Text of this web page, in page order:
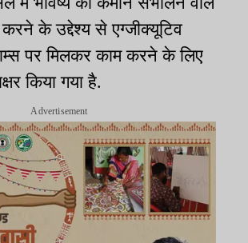
करने के उद्देश्य से एग्जीक्यूटिव
पर मिलकर काम करने के लिए
किया गया है.
Advertisement